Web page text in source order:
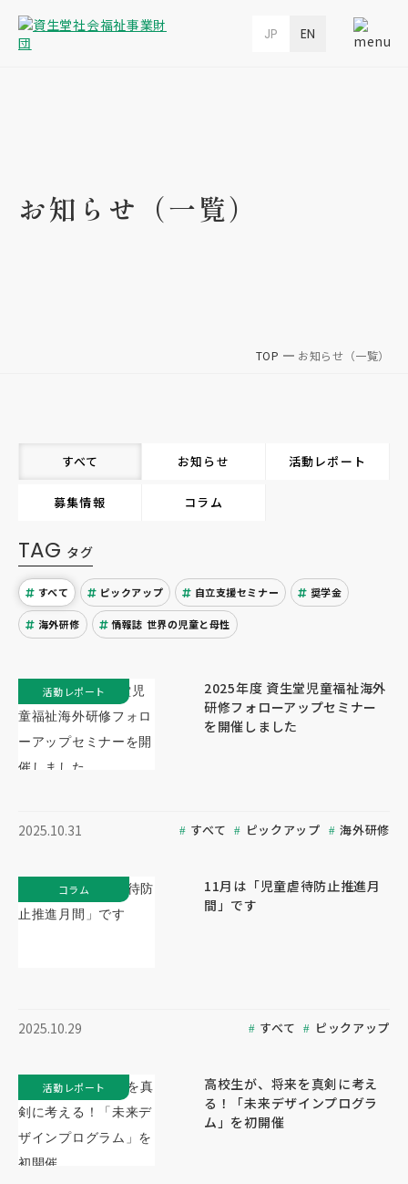
JP EN
お知らせ（一覧）
TOP お知らせ（一覧）
すべて お知らせ 活動レポート
募集情報 コラム
TAG タグ
すべて ピックアップ 自立支援セミナー 奨学金
海外研修 情報誌 世界の児童と母性
2025年度 資生堂児童福祉海外
研修フォローアップセミナー
を開催しました
2025.10.31 すべて ピックアップ 海外研修
活動レポート
11月は「児童虐待防止推進月
間」です
2025.10.29 すべて ピックアップ
コラム
高校生が、将来を真剣に考え
る！「未来デザインプログラ
ム」を初開催
活動レポート